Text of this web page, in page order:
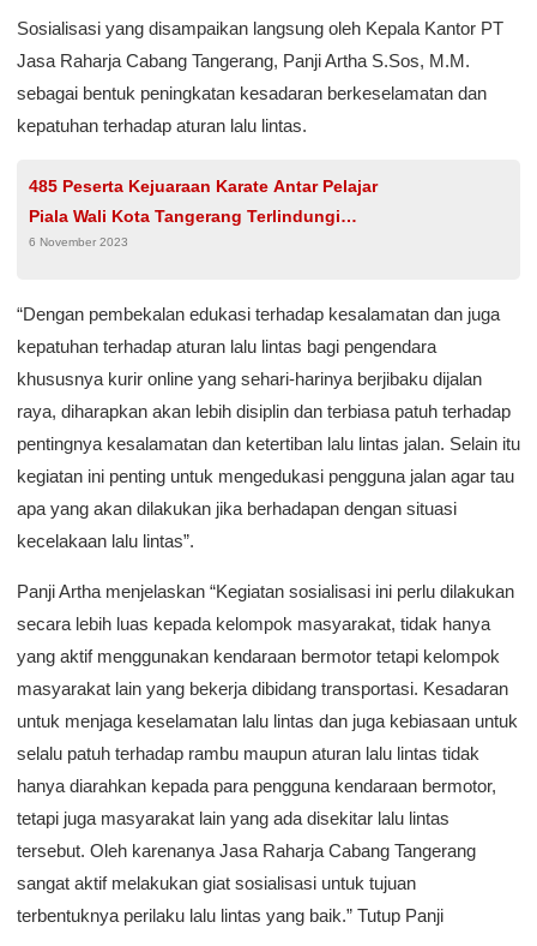
Sosialisasi yang disampaikan langsung oleh Kepala Kantor PT
Jasa Raharja Cabang Tangerang, Panji Artha S.Sos, M.M.
sebagai bentuk peningkatan kesadaran berkeselamatan dan
kepatuhan terhadap aturan lalu lintas.
485 Peserta Kejuaraan Karate Antar Pelajar
Piala Wali Kota Tangerang Terlindungi
Program BPJamsostek
6 November 2023
“Dengan pembekalan edukasi terhadap kesalamatan dan juga
kepatuhan terhadap aturan lalu lintas bagi pengendara
khususnya kurir online yang sehari-harinya berjibaku dijalan
raya, diharapkan akan lebih disiplin dan terbiasa patuh terhadap
pentingnya kesalamatan dan ketertiban lalu lintas jalan. Selain itu
kegiatan ini penting untuk mengedukasi pengguna jalan agar tau
apa yang akan dilakukan jika berhadapan dengan situasi
kecelakaan lalu lintas”.
Panji Artha menjelaskan “Kegiatan sosialisasi ini perlu dilakukan
secara lebih luas kepada kelompok masyarakat, tidak hanya
yang aktif menggunakan kendaraan bermotor tetapi kelompok
masyarakat lain yang bekerja dibidang transportasi. Kesadaran
untuk menjaga keselamatan lalu lintas dan juga kebiasaan untuk
selalu patuh terhadap rambu maupun aturan lalu lintas tidak
hanya diarahkan kepada para pengguna kendaraan bermotor,
tetapi juga masyarakat lain yang ada disekitar lalu lintas
tersebut. Oleh karenanya Jasa Raharja Cabang Tangerang
sangat aktif melakukan giat sosialisasi untuk tujuan
terbentuknya perilaku lalu lintas yang baik.” Tutup Panji